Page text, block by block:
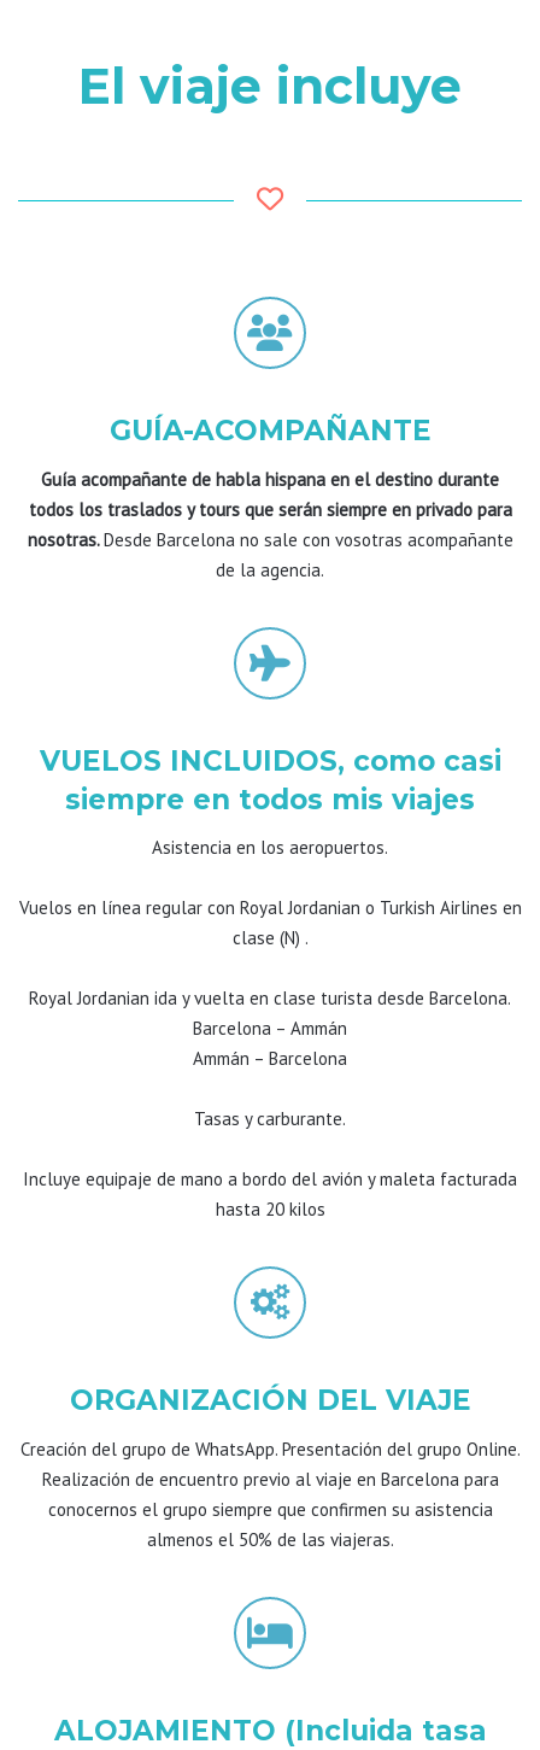
El viaje incluye
GUÍA-ACOMPAÑANTE
Guía acompañante de habla hispana en el destino durante
todos los traslados y tours que serán siempre en privado para
nosotras.Desde Barcelona no sale con vosotras acompañante
de la agencia.
VUELOS INCLUIDOS, como casi
siempre en todos mis viajes
Asistencia en los aeropuertos.
Vuelos en línea regular con Royal Jordanian o Turkish Airlines en
clase (N) .
Royal Jordanian ida y vuelta en clase turista desde Barcelona.
Barcelona – Ammán
Ammán – Barcelona
Tasas y carburante.
Incluye equipaje de mano a bordo del avión y maleta facturada
hasta 20 kilos
ORGANIZACIÓN DEL VIAJE
Creación del grupo de WhatsApp. Presentación del grupo Online.
Realización de encuentro previo al viaje en Barcelona para
conocernos el grupo siempre que confirmen su asistencia
almenos el 50% de las viajeras.
ALOJAMIENTO (Incluida tasa